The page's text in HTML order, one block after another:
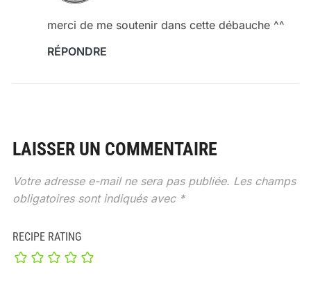
merci de me soutenir dans cette débauche ^^
RÉPONDRE
LAISSER UN COMMENTAIRE
Votre adresse e-mail ne sera pas publiée. Les champs
obligatoires sont indiqués avec *
RECIPE RATING